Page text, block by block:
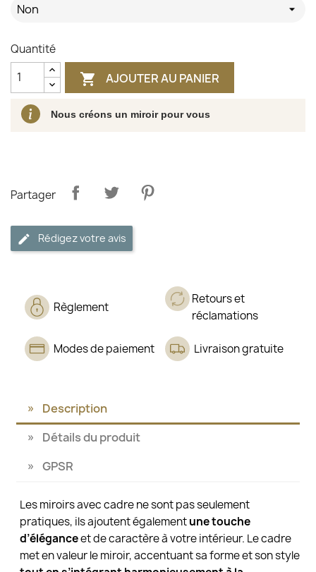
Non
Quantité
 AJOUTER AU PANIER
Nous créons un miroir pour vous
Partager
Rédigez votre avis
Règlement
Retours et
réclamations
Modes de paiement Livraison gratuite
Description
Détails du produit
GPSR
Les miroirs avec cadre ne sont pas seulement
pratiques, ils ajoutent égalementune touche
d’éléganceet de caractère à votre intérieur. Le cadre
met en valeur le miroir, accentuant sa forme et son style